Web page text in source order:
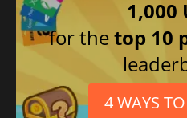
1,000
for thetop 10
4 WAYS